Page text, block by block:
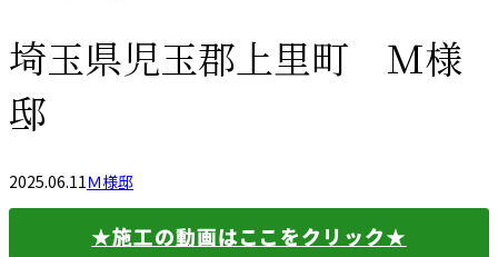
埼玉県児玉郡上里町 Ｍ様
邸
2025.06.11Ｍ様邸
★施工の動画はここをクリック★